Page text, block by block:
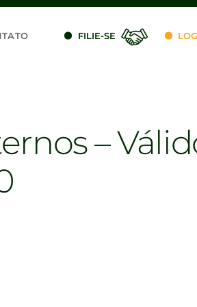
FILIE-SE
–